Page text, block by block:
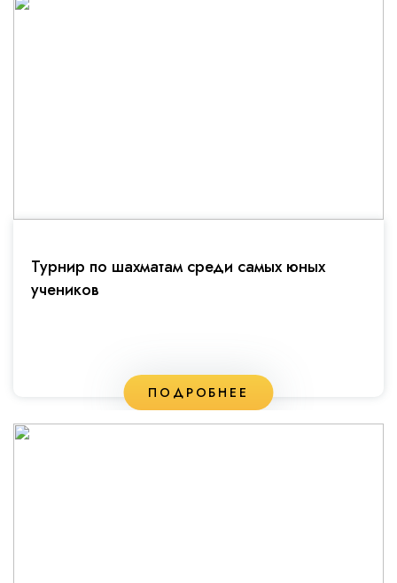
Турнир по шахматам среди самых юных
учеников
ПОДРОБНЕЕ